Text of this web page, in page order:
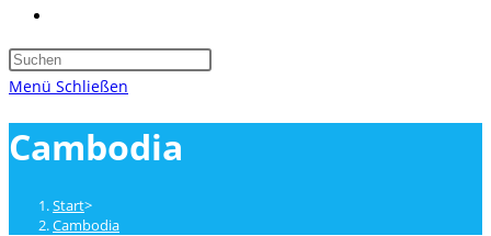
umschalten
Press
Menü Schließen
Cambodia
Start>
Cambodia